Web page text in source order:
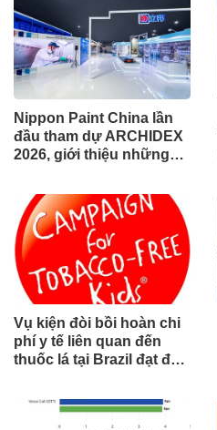
Nippon Paint China lần
đầu tham dự ARCHIDEX
2026, giới thiệu những
công nghiệp
Vụ kiện đòi bồi hoàn chi
phí y tế liên quan đến
thuốc lá tại Brazil đạt đến
tòa án chuẩn bị ra phán